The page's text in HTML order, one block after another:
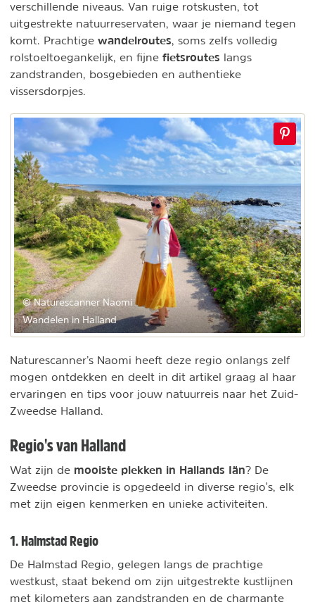
verschillende niveaus. Van ruige rotskusten, tot
uitgestrekte natuurreservaten, waar je niemand tegen
komt. Prachtige wandelroutes, soms zelfs volledig
rolstoeltoegankelijk, en fijne fietsroutes langs
zandstranden, bosgebieden en authentieke
vissersdorpjes.
© Naturescanner Naomi
Wandelen in Halland
Naturescanner’s Naomi heeft deze regio onlangs zelf
mogen ontdekken en deelt in dit artikel graag al haar
ervaringen en tips voor jouw natuurreis naar het Zuid-
Zweedse Halland.
Regio's van Halland
Wat zijn de mooiste plekken in Hallands Iän? De
Zweedse provincie is opgedeeld in diverse regio's, elk
met zijn eigen kenmerken en unieke activiteiten.
1. Halmstad Regio
De Halmstad Regio, gelegen langs de prachtige
westkust, staat bekend om zijn uitgestrekte kustlijnen
met kilometers aan zandstranden en de charmante